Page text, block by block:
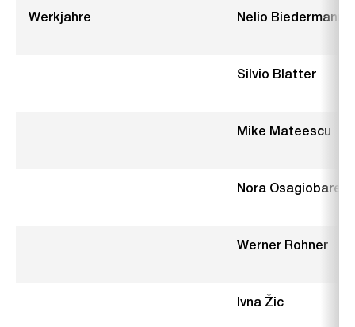
Werkjahre Nelio Biedermann
Silvio Blatter
Mike Mateescu
Nora Osagiobare
Werner Rohner
Ivna Žic